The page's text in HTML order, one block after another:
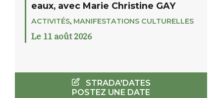
eaux, avec Marie Christine GAY
ACTIVITÉS, MANIFESTATIONS CULTURELLES
Le 11 août 2026
STRADA'DATES
POSTEZ UNE DATE